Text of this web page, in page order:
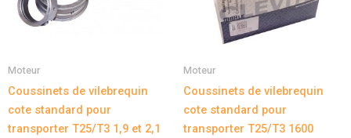
Moteur
Coussinets de vilebrequin
cote standard pour
transporter T25/T3 1,9 et 2,1
Moteur
Coussinets de vilebrequin
cote standard pour
transporter T25/T3 1600